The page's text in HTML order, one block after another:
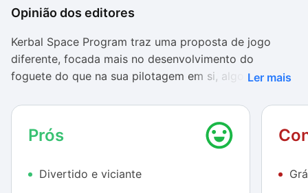
Opinião dos editores
Kerbal Space Program traz uma proposta de jogo
diferente, focada mais no desenvolvimento do
foguete do que na sua pilotagem em si, algo muito
dar uma de engenheiro espacial.
O jogo ainda se encontra em fase de desenvolvimento
você monte o foguete. Todavia, as peças que você
Ler mais
Prós
Divertido e viciante